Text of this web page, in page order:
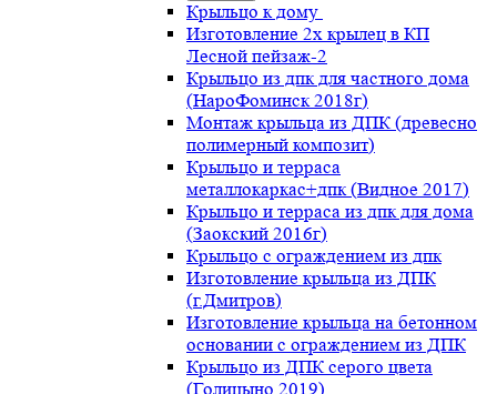
Крыльцо к дому
Изготовление 2х крылец в КП
Лесной пейзаж-2
Крыльцо из дпк для частного дома
(НароФоминск 2018г)
Монтаж крыльца из ДПК (древесно
полимерный композит)
Крыльцо и терраса
металлокаркас+дпк (Видное 2017)
Крыльцо и терраса из дпк для дома
(Заокский 2016г)
Крыльцо с ограждением из дпк
Изготовление крыльца из ДПК
(г.Дмитров)
Изготовление крыльца на бетонном
основании с ограждением из ДПК
Крыльцо из ДПК серого цвета
(Голицыно 2019)